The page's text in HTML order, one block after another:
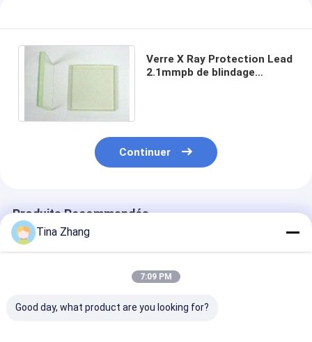
Verre X Ray Protection Lead
2.1mmpb de blindage
Continuer
Produits Recommandés
Tina Zhang
7:09 PM
Good day, what product are you looking for?